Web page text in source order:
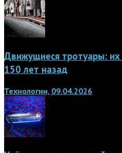
Движущиеся тротуары:
150 лет назад
Технологии, 09.04.2026